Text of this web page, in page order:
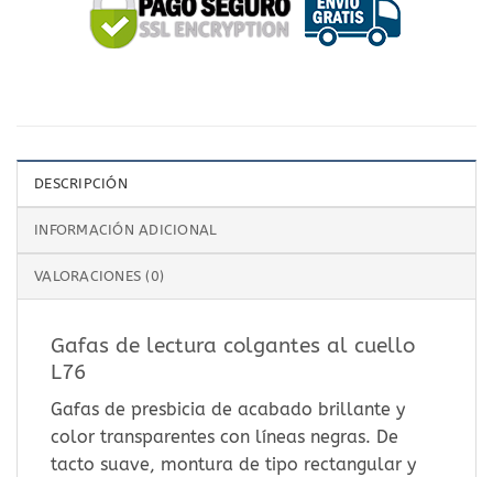
DESCRIPCIÓN
INFORMACIÓN ADICIONAL
VALORACIONES (0)
Gafas de lectura colgantes al cuello
L76
Gafas de presbicia de acabado brillante y
color transparentes con líneas negras. De
tacto suave, montura de tipo rectangular y